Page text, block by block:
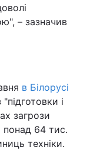
– зазначив
в Білорусі
"підготовки і
загрози
понад 64 тис.
техніки.